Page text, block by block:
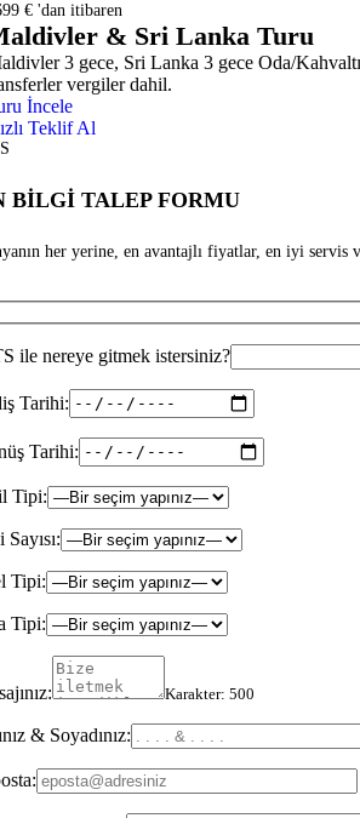
€ 'dan itibaren
& Sri Lanka Turu
3 gece, Sri Lanka 3 gece Oda/
vergiler dahil.
İncele
Teklif Al
BİLGİ TALEP FORMU
her yerine, en avantajlı fiyatlar, en iyi servis
ile nereye gitmek istersiniz?
Tarihi:
Tarihi:
Tipi:
Tipi:
Tipi:
Karakter: 500
& Soyadınız: